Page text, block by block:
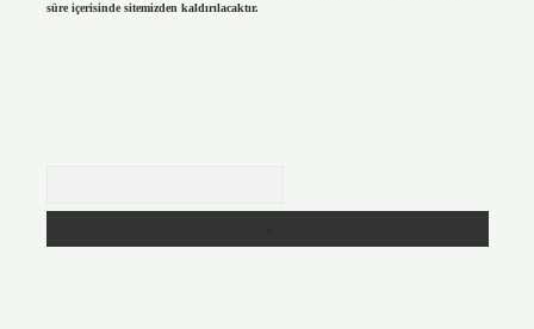
süre içerisinde sitemizden kaldırılacaktır.